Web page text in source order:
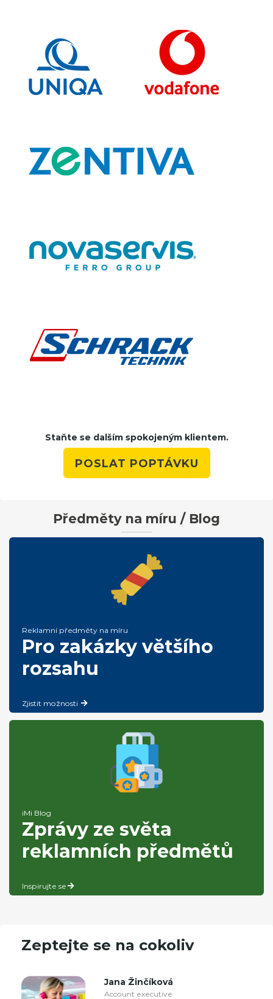
Staňte se dalším spokojeným klientem.
POSLAT POPTÁVKU
Předměty na míru / Blog
Reklamní předměty na míru
Pro zakázky většího
rozsahu
Zjistit možnosti
iMi Blog
Zprávy ze světa
reklamních předmětů
Inspirujte se
Zeptejte se na cokoliv
Jana Žinčíková
Account executive